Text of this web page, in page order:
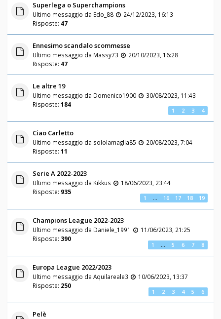
Superlega o Superchampions
Ultimo messaggio da Edo_88
24/12/2023, 16:13
Risposte: 47
Ennesimo scandalo scommesse
Ultimo messaggio da Massy73
20/10/2023, 16:28
Risposte: 47
Le altre 19
Ultimo messaggio da Domenico1900
30/08/2023, 11:43
Risposte: 184
1 2 3 4
Ciao Carletto
Ultimo messaggio da sololamaglia85
20/08/2023, 7:04
Risposte: 11
Serie A 2022-2023
Ultimo messaggio da Kikkus
18/06/2023, 23:44
Risposte: 935
1 … 16 17 18 19
Champions League 2022-2023
Ultimo messaggio da Daniele_1991
11/06/2023, 21:25
Risposte: 390
1 … 5 6 7 8
Europa League 2022/2023
Ultimo messaggio da Aquilareale3
10/06/2023, 13:37
Risposte: 250
1 2 3 4 5 6
Pelè